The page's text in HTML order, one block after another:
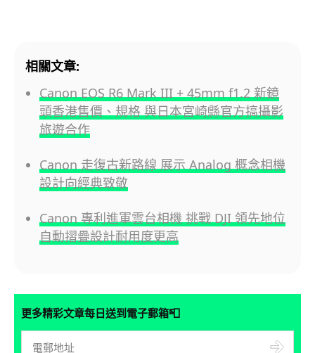
相關文章:
Canon EOS R6 Mark III + 45mm f1.2 新鏡
頭香港售價、規格 與日本宮崎縣官方搞攝影
旅遊合作
Canon 走復古新路線 展示 Analog 概念相機
設計向經典致敬
Canon 專利進軍雲台相機 挑戰 DJI 領先地位
自動摺疊設計耐用度更高
更多精彩文章每日送到電子郵箱📮